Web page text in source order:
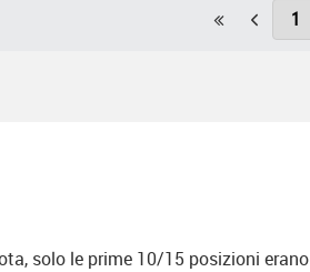
1
solo le prime 10/15 posizioni erano